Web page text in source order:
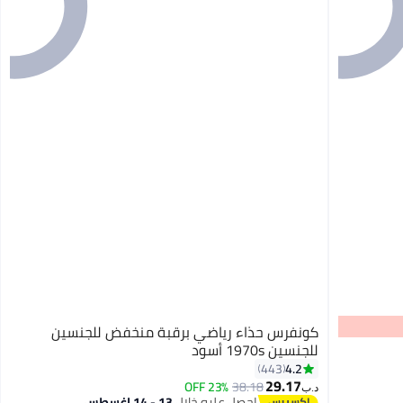
8
كونفرس حذاء رياضي برقبة منخفض للجنسين
للجنسين 1970s أسود
4.2
443
د.ب‏29.17
38.18
23% OFF